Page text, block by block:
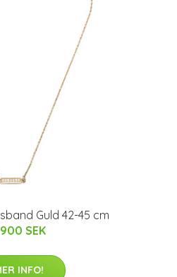
Guld 42-45 cm
SEK
INFO!